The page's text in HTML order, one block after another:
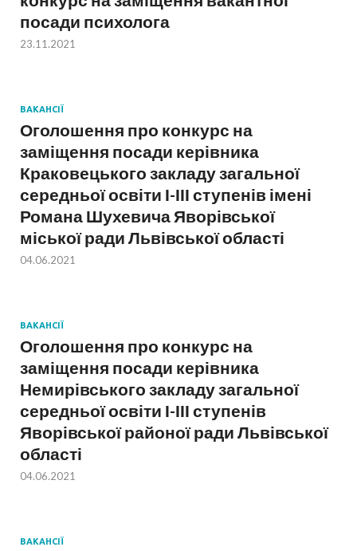
посади психолога
23.11.2021
ВАКАНСІЇ
Оголошення про конкурс на
заміщення посади керівника
Краковецького закладу загальної
середньої освіти І-ІІІ ступенів імені
Романа Шухевича Яворівської
міської ради Львівської області
04.06.2021
ВАКАНСІЇ
Оголошення про конкурс на
заміщення посади керівника
Немирівського закладу загальної
середньої освіти І-ІІІ ступенів
Яворівської районої ради Львівської
області
04.06.2021
ВАКАНСІЇ